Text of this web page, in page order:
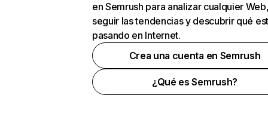
en Semrush para analizar cualquier
seguir las tendencias y descubrir qué
pasando en Internet.
Crea una cuenta en Semrush
¿Qué es Semrush?